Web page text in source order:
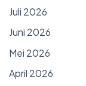
Juli 2026
Juni 2026
Mei 2026
April 2026